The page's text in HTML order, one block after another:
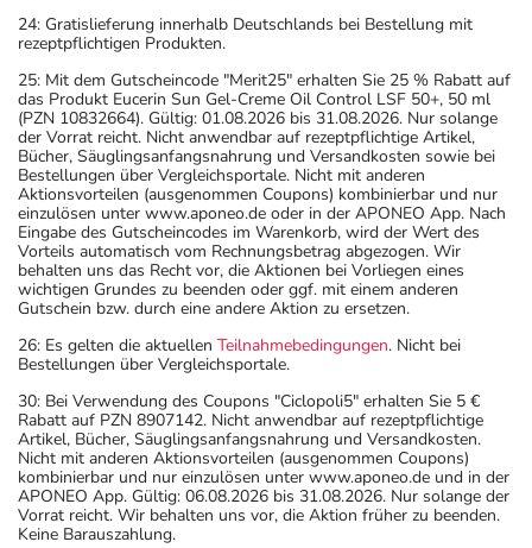
24: Gratislieferung innerhalb Deutschlands bei Bestellung mit
rezeptpflichtigen Produkten.
25: Mit dem Gutscheincode "Merit25" erhalten Sie 25 % Rabatt auf
das Produkt Eucerin Sun Gel-Creme Oil Control LSF 50+, 50 ml
(PZN 10832664). Gültig: 01.08.2026 bis 31.08.2026. Nur solange
der Vorrat reicht. Nicht anwendbar auf rezeptpflichtige Artikel,
Bücher, Säuglingsanfangsnahrung und Versandkosten sowie bei
Bestellungen über Vergleichsportale. Nicht mit anderen
Aktionsvorteilen (ausgenommen Coupons) kombinierbar und nur
einzulösen unter www.aponeo.de oder in der APONEO App. Nach
Eingabe des Gutscheincodes im Warenkorb, wird der Wert des
Vorteils automatisch vom Rechnungsbetrag abgezogen. Wir
behalten uns das Recht vor, die Aktionen bei Vorliegen eines
wichtigen Grundes zu beenden oder ggf. mit einem anderen
Gutschein bzw. durch eine andere Aktion zu ersetzen.
26: Es gelten die aktuellen Teilnahmebedingungen. Nicht bei
Bestellungen über Vergleichsportale.
30: Bei Verwendung des Coupons "Ciclopoli5" erhalten Sie 5 €
Rabatt auf PZN 8907142. Nicht anwendbar auf rezeptpflichtige
Artikel, Bücher, Säuglingsanfangsnahrung und Versandkosten.
Nicht mit anderen Aktionsvorteilen (ausgenommen Coupons)
kombinierbar und nur einzulösen unter www.aponeo.de und in der
APONEO App. Gültig: 06.08.2026 bis 31.08.2026. Nur solange der
Vorrat reicht. Wir behalten uns vor, die Aktion früher zu beenden.
Keine Barauszahlung.